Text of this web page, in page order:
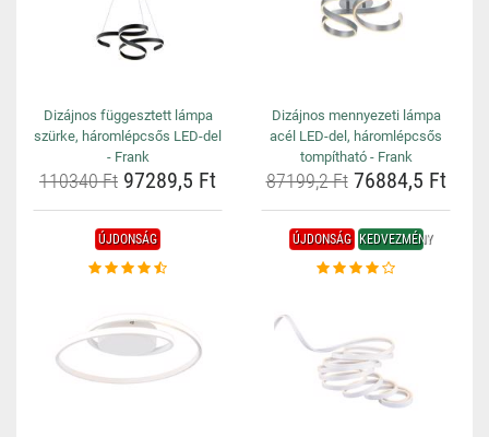
Dizájnos függesztett lámpa
szürke, háromlépcsős LED-del
- Frank
110340 Ft 97289,5 Ft
Dizájnos mennyezeti lámpa
acél LED-del, háromlépcsős
tompítható - Frank
87199,2 Ft76884,5 Ft
ÚJDONSÁG ÚJDONSÁG KEDVEZMÉNY